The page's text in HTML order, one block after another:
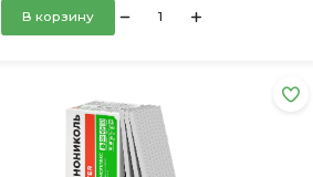
В корзину